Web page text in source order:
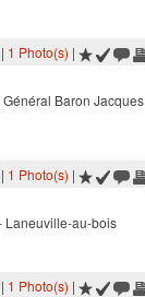
1 Photo(s) |
Baron Jacques
1 Photo(s) |
Laneuville-au-bois
1 Photo(s) |